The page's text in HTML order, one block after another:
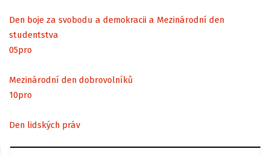
Den boje za svobodu a demokracii a Mezinárodní den
studentstva
05pro
Mezinárodní den dobrovolníků
10pro
Den lidských práv